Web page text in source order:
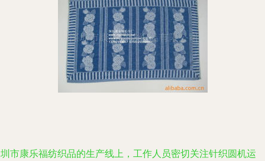
市康乐福纺织品的生产线上，工作人员密切关注针织圆机运